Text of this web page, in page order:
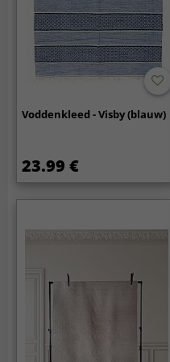
Voddenkleed - Visby (blauw)
23.99 €